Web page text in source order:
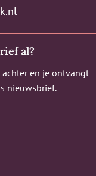
al?
en je ontvangt
nieuwsbrief.